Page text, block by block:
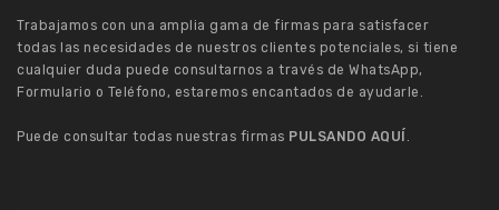
Trabajamos con una amplia gama de firmas para satisfacer
todas las necesidades de nuestros clientes potenciales, si tiene
cualquier duda puede consultarnos a través de WhatsApp,
Formulario o Teléfono, estaremos encantados de ayudarle.
Puede consultar todas nuestras firmas PULSANDO AQUÍ .